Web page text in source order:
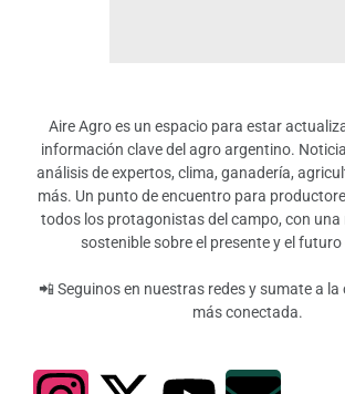
Aire Agro es un espacio para estar
información clave del agro argentino.
análisis de expertos, clima, ganadería,
más. Un punto de encuentro para
todos los protagonistas del campo, con una
sostenible sobre el presente y el futuro
📲 Seguinos en nuestras redes y sumate a
más conectada.